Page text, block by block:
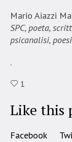
Mario Aiazzi
SPC, poeta,
psicanalisi,
.
1
Like this
Facebook